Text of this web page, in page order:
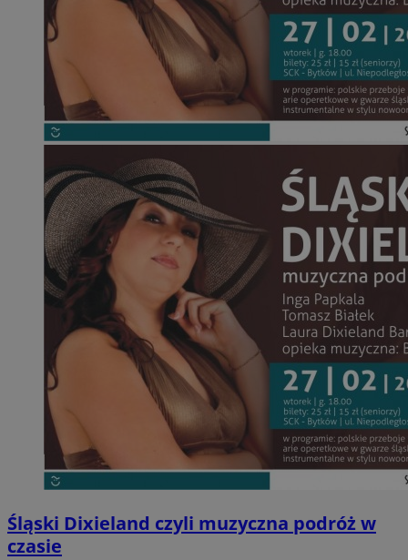
Śląski Dixieland czyli muzyczna podróż w
czasie